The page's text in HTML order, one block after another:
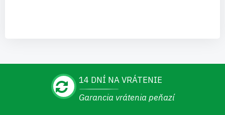
14 DNÍ NA VRÁTENIE
Garancia vrátenia peňazí